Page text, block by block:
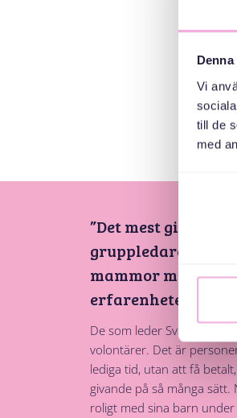
Vi
till de
med
”Det mest givande
gruppledare var
mammor med
erfarenheter som
De som leder Svenska
volontärer. Det är
lediga tid, utan att få
givande på så många
roligt med sina barn